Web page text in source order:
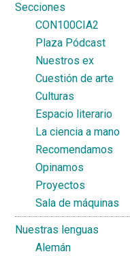
Secciones
CON100CIA2
Plaza Pódcast
Nuestros ex
Cuestión de arte
Culturas
Espacio literario
La ciencia a mano
Recomendamos
Opinamos
Proyectos
Sala de máquinas
Nuestras lenguas
Alemán